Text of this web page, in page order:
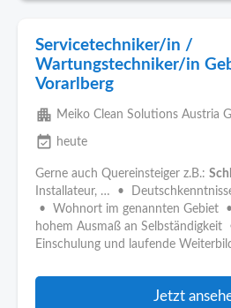
Servicetechniker/in /
Wartungstechniker/in
Vorarlberg
apartment Meiko Clean Solutions Austria
event_available heute
Gerne auch Quereinsteiger z.B.:
Installateur, … •
• Wohnort im genannten Gebiet
hohem Ausmaß an
Einschulung und laufende
Jetzt